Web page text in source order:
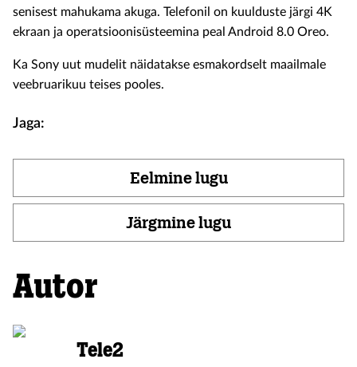
senisest mahukama akuga. Telefonil on kuulduste järgi 4K
ekraan ja operatsioonisüsteemina peal Android 8.0 Oreo.
Ka Sony uut mudelit näidatakse esmakordselt maailmale
veebruarikuu teises pooles.
Jaga:
Eelmine lugu
Järgmine lugu
Autor
Tele2